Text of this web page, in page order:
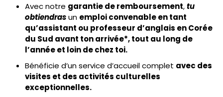
Avec notre garantie de remboursement,tu
obtiendrasun emploi convenable en tant
qu’assistant ou professeur d’anglais en Corée
du Sud avant ton arrivée*,tout au long de
l’année et loin de chez toi.
Bénéficie d’un service d’accueil complet avec des
visites et des activités culturelles
exceptionnelles.